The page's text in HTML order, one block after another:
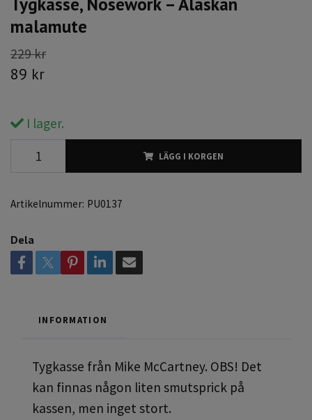
malamute
229 kr
89 kr
I lager.
LÄGG I KORGEN
Artikelnummer: PU0137
Dela
INFORMATION
Tygkasse från Mike McCartney. OBS! Det
kan finnas någon liten smutsprick på
kassen, men inget stort.